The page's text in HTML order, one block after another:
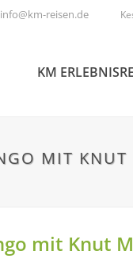
info@km-reisen.de
KM
MIT KNUT
mit Knut